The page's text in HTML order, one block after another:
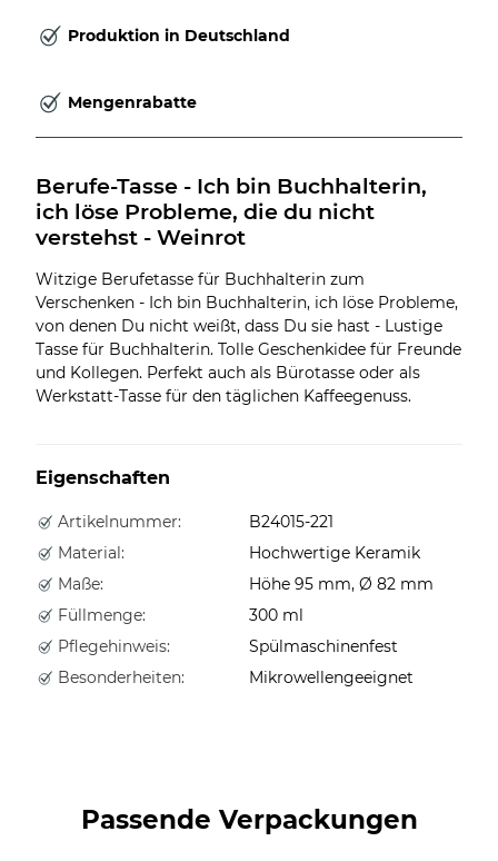
Produktion in Deutschland
Mengenrabatte
Berufe-Tasse - Ich bin Buchhalterin,
ich löse Probleme, die du nicht
verstehst - Weinrot
Witzige Berufetasse für Buchhalterin zum
Verschenken - Ich bin Buchhalterin, ich löse Probleme,
von denen Du nicht weißt, dass Du sie hast - Lustige
Tasse für Buchhalterin. Tolle Geschenkidee für Freunde
und Kollegen. Perfekt auch als Bürotasse oder als
Werkstatt-Tasse für den täglichen Kaffeegenuss.
Eigenschaften
Artikelnummer:
B24015-221
Material:
Hochwertige Keramik
Maße:
Höhe 95 mm, Ø 82 mm
Füllmenge:
300 ml
Pflegehinweis:
Spülmaschinenfest
Besonderheiten:
Mikrowellengeeignet
Passende Verpackungen